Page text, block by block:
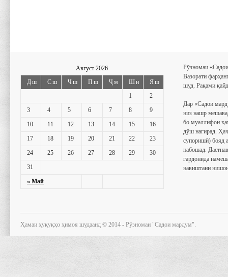
Август 2026
Дш
Сш Чш Пш Ҷм Шн Яш
« Май
1
2
3
4 5 6 7 8
9
10
11 12 13 14 15
16
17
18 19 20 21 22
23
24
25 26 27 28 29
30
31
Рӯзномаи
Вазорати
шуд. Рақами
Дар «Садои
низ нашр
бо муаллифон
дӯш нагирад.
супоришӣ) бояд
набошад.
гардонида
навиштани
Ҳамаи ҳуқуқҳо ҳимоя шудаанд © 2014 - Рӯзномаи "Садои мардум".